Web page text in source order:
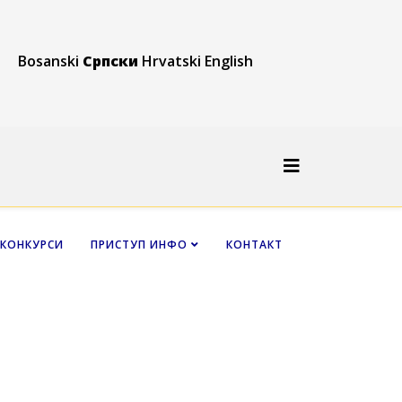
Bosanski Српски Hrvatski English
КОНКУРСИ ПРИСТУП ИНФО КОНТАКТ